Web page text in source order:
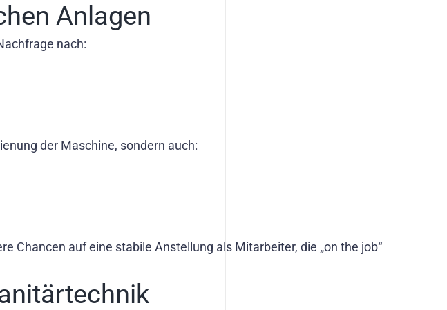
Anlagen
nach:
der Maschine, sondern auch:
Chancen auf eine stabile Anstellung als Mitarbeiter, die „on the job“